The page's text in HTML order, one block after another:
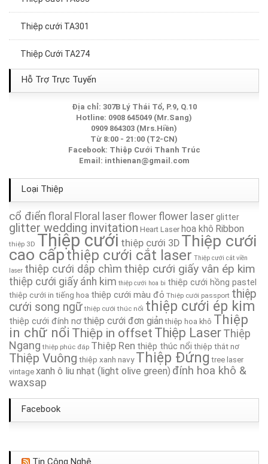
Thiệp cưới TA301
Thiệp Cưới TA274
Thiệp Cưới TA016
Thiệp Cưới TA040
Thiệp Cưới TA225A
Thiệp Cưới TA237A
Thiệp Cưới TA189
Thiệp Cưới TA223A
Thiệp Cưới TA234A
Thiệp Cưới TA185
Thiệp Cưới TA246A
Thiệp Cưới TA095
Thiệp Cưới TA240A
Hỗ Trợ Trực Tuyến
Địa chỉ: 307B Lý Thái Tổ, P.9, Q.10
Hotline: 0908 645049 (Mr.Sang)
0909 864303 (Mrs.Hiền)
Từ 8:00 - 21:00 (T2-CN)
Facebook: Thiệp Cưới Thanh Trúc
Email: inthienan@gmail.com
Loại Thiệp
cổ điển floral Floral laser flower flower laserglitter
glitter wedding invitation Heart Laser hoa khô Ribbon
thiệp 3D Thiệp cưới thiệp cưới 3D Thiệp cưới
cao cấpthiệp cưới cắt laser Thiệp cưới cắt viền
laser thiệp cưới dập chìm thiệp cưới giấy vân ép kim
thiệp cưới giấy ánh kim thiệp cưới hoa bi thiệp cưới hồng pastel
thiệp cưới in tiếng hoa thiệp cưới màu đỏ Thiệp cưới passport thiệp
cưới song ngữ thiệp cưới thúc nổi thiệp cưới ép kim
thiệp cưới đính nơ thiệp cưới đơn giản thiệp hoa khô Thiệp
in chữ nổi Thiệp in offset Thiệp LaserThiệp
Ngang thiệp phúc đáp Thiệp Ren thiệp thúc nổi thiệp thắt nơ
Thiệp Vuông thiệp xanh navy Thiệp Đứng tree laser
vintage xanh ô liu nhạt (light olive green) đính hoa khô &
waxsap
Facebook
Tin Công Nghệ